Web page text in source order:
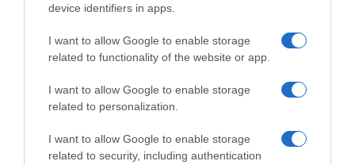
device identifiers in apps.
I want to allow Google to enable storage
related to functionality of the website or app.
I want to allow Google to enable storage
related to personalization.
I want to allow Google to enable storage
related to security, including authentication
Παλαιό Φάληρο: Συνελήφθη 49χρονος
ως μέλος της εγκληματικής
οργάνωσης του “Έντικ” –
Κατηγορείται για εκβιασμούς και
ξυλοδαρμούς επιχειρηματιών
Ο άνδρας είχε διαφύγει στο εξωτερικό κι επέστρεψε στην
Ελλάδα